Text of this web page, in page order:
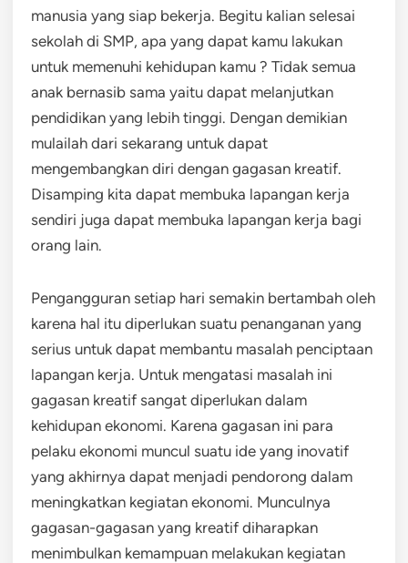
manusia yang siap bekerja. Begitu kalian selesai
sekolah di SMP, apa yang dapat kamu lakukan
untuk memenuhi kehidupan kamu ? Tidak semua
anak bernasib sama yaitu dapat melanjutkan
pendidikan yang lebih tinggi. Dengan demikian
mulailah dari sekarang untuk dapat
mengembangkan diri dengan gagasan kreatif.
Disamping kita dapat membuka lapangan kerja
sendiri juga dapat membuka lapangan kerja bagi
orang lain.
Pengangguran setiap hari semakin bertambah oleh
karena hal itu diperlukan suatu penanganan yang
serius untuk dapat membantu masalah penciptaan
lapangan kerja. Untuk mengatasi masalah ini
gagasan kreatif sangat diperlukan dalam
kehidupan ekonomi. Karena gagasan ini para
pelaku ekonomi muncul suatu ide yang inovatif
yang akhirnya dapat menjadi pendorong dalam
meningkatkan kegiatan ekonomi. Munculnya
gagasan-gagasan yang kreatif diharapkan
menimbulkan kemampuan melakukan kegiatan